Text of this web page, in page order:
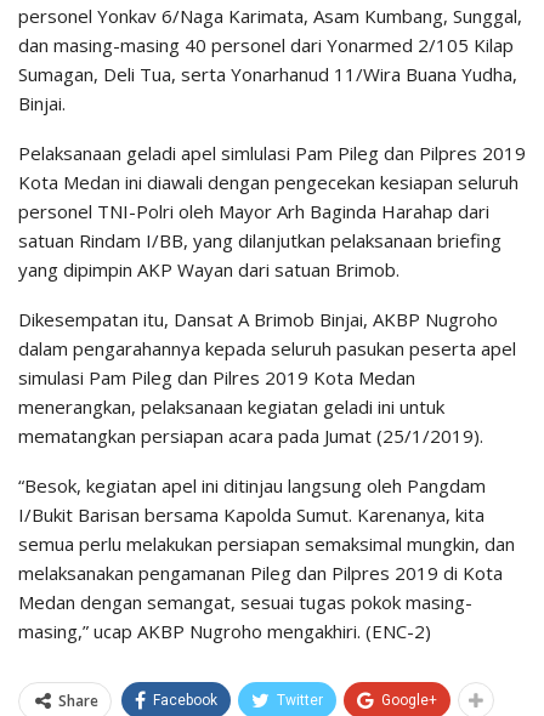
personel Yonkav 6/Naga Karimata, Asam Kumbang, Sunggal,
dan masing-masing 40 personel dari Yonarmed 2/105 Kilap
Sumagan, Deli Tua, serta Yonarhanud 11/Wira Buana Yudha,
Binjai.
Pelaksanaan geladi apel simlulasi Pam Pileg dan Pilpres 2019
Kota Medan ini diawali dengan pengecekan kesiapan seluruh
personel TNI-Polri oleh Mayor Arh Baginda Harahap dari
satuan Rindam I/BB, yang dilanjutkan pelaksanaan briefing
yang dipimpin AKP Wayan dari satuan Brimob.
Dikesempatan itu, Dansat A Brimob Binjai, AKBP Nugroho
dalam pengarahannya kepada seluruh pasukan peserta apel
simulasi Pam Pileg dan Pilres 2019 Kota Medan
menerangkan, pelaksanaan kegiatan geladi ini untuk
mematangkan persiapan acara pada Jumat (25/1/2019).
“Besok, kegiatan apel ini ditinjau langsung oleh Pangdam
I/Bukit Barisan bersama Kapolda Sumut. Karenanya, kita
semua perlu melakukan persiapan semaksimal mungkin, dan
melaksanakan pengamanan Pileg dan Pilpres 2019 di Kota
Medan dengan semangat, sesuai tugas pokok masing-
masing,” ucap AKBP Nugroho mengakhiri. (ENC-2)
Share Facebook Twitter Google+